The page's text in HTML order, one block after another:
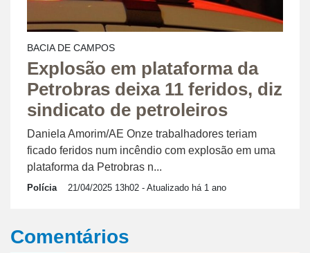
BACIA DE CAMPOS
Explosão em plataforma da
Petrobras deixa 11 feridos, diz
sindicato de petroleiros
Daniela Amorim/AE Onze trabalhadores teriam
ficado feridos num incêndio com explosão em uma
plataforma da Petrobras n...
Polícia 21/04/2025 13h02 - Atualizado há 1 ano
Comentários